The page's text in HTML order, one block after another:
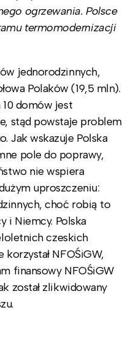
ogrzewania. Polsce
termomodernizacji
jednorodzinnych,
Polaków (19,5 mln).
10 domów jest
stąd powstaje problem
Jak wskazuje Polska
pole do poprawy,
nie wspiera
uproszczeniu:
choć robią to
i Niemcy. Polska
czeskich
NFOŚiGW,
finansowy NFOŚiGW
został zlikwidowany